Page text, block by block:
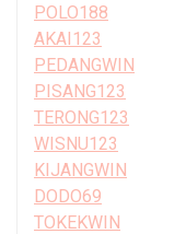
POLO188
AKAI123
PEDANGWIN
PISANG123
TERONG123
WISNU123
KIJANGWIN
DODO69
TOKEKWIN